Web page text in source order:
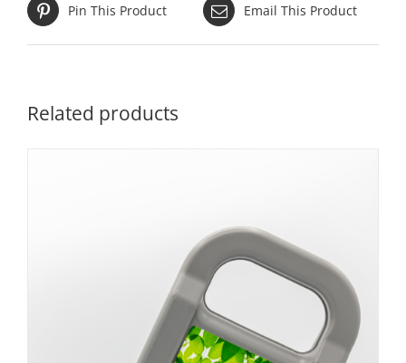
Pin This Product Email This Product
Related products